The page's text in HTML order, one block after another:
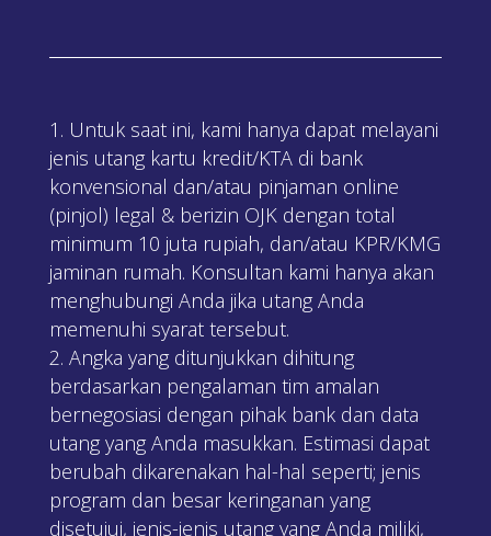
Untuk saat ini, kami hanya dapat melayani
jenis utang kartu kredit/KTA di bank
konvensional dan/atau pinjaman online
(pinjol) legal & berizin OJK dengan total
minimum 10 juta rupiah, dan/atau KPR/KMG
jaminan rumah. Konsultan kami hanya akan
menghubungi Anda jika utang Anda
memenuhi syarat tersebut.
Angka yang ditunjukkan dihitung
berdasarkan pengalaman tim amalan
bernegosiasi dengan pihak bank dan data
utang yang Anda masukkan. Estimasi dapat
berubah dikarenakan hal-hal seperti; jenis
program dan besar keringanan yang
disetujui, jenis-jenis utang yang Anda miliki,